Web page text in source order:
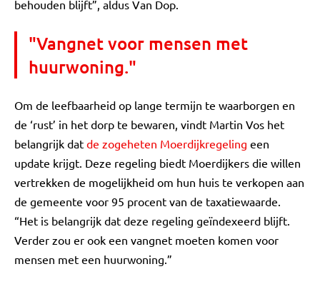
behouden blijft”, aldus Van Dop.
"Vangnet voor mensen met
huurwoning."
Om de leefbaarheid op lange termijn te waarborgen en
de ‘rust’ in het dorp te bewaren, vindt Martin Vos het
belangrijk dat de zogeheten Moerdijkregeling een
update krijgt. Deze regeling biedt Moerdijkers die willen
vertrekken de mogelijkheid om hun huis te verkopen aan
de gemeente voor 95 procent van de taxatiewaarde.
“Het is belangrijk dat deze regeling geïndexeerd blijft.
Verder zou er ook een vangnet moeten komen voor
mensen met een huurwoning.”